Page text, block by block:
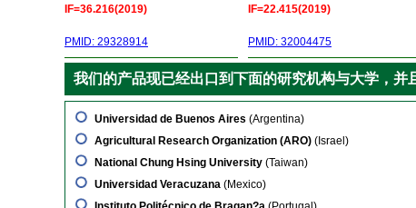
IF=36.216(2019)
PMID: 29328914
IF=22.415(2019)
PMID: 32004475
我们的产品现已经出口到下面的研究机构与大学，并
Universidad de Buenos Aires (Argentina)
Agricultural Research Organization (ARO) (Israel)
National Chung Hsing University (Taiwan)
Universidad Veracuzana (Mexico)